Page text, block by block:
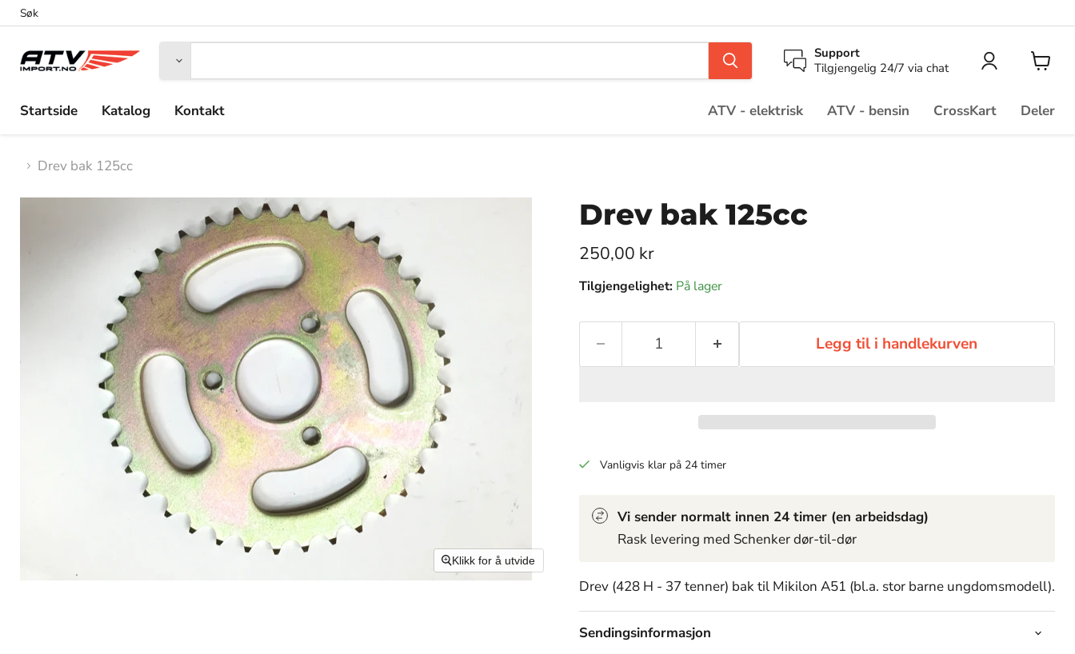
Søk
Support
Tilgjengelig 24/7 via chat
Startside Katalog Kontakt ATV - elektrisk ATV - bensin CrossKart Deler
Drev bak 125cc
Klikk for å utvide
Drev bak 125cc
Pris nå
250,00 kr
Tilgjengelighet: På lager
Legg til i handlekurven
Vanligvis klar på 24 timer
Vi sender normalt innen 24 timer (en arbeidsdag)
Rask levering med Schenker dør-til-dør
Drev (428 H - 37 tenner) bak til Mikilon A51 (bl.a. stor barne ungdomsmodell).
Sendingsinformasjon